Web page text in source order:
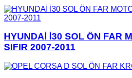
HYUNDAİ İ30 SOL ÖN FAR
SIFIR 2007-2011